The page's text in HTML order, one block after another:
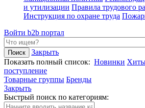
и утилизации Правила трудового
Инструкция по охране труда
Войти b2b портал
Закрыть
Показать полный список: Новинки
поступление
Товарные группы Бренды
Закрыть
Быстрый поиск по категориям: